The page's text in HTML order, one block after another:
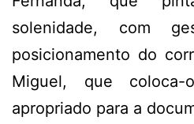
solenidade, com
posicionamento do
Miguel, que
apropriado para a